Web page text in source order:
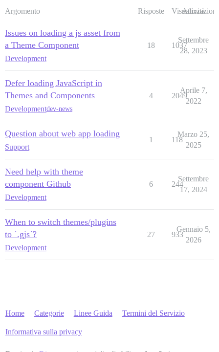
Argomento Risposte Visualizzazioni
Attività
Issues on loading a js asset from
a Theme Component
Development
18 1037
Settembre
28, 2023
Defer loading JavaScript in
Themes and Components
Developmentdev-news
4 2049
Aprile 7,
2022
Question about web app loading
Support
1 118
Marzo 25,
2025
Need help with theme
component Github
Development
6 244
Settembre
17, 2024
When to switch themes/plugins
to `.gjs`?
Development
27 933
Gennaio 5,
2026
Home Categorie Linee Guida Termini del Servizio
Informativa sulla privacy